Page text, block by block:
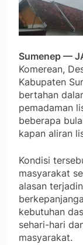
Sumenep —
Komerean,
Kabupaten
bertahan
pemadaman
beberapa
kapan aliran
Kondisi
masyarakat
alasan
kebutuhan
sehari-hari
masyarakat.